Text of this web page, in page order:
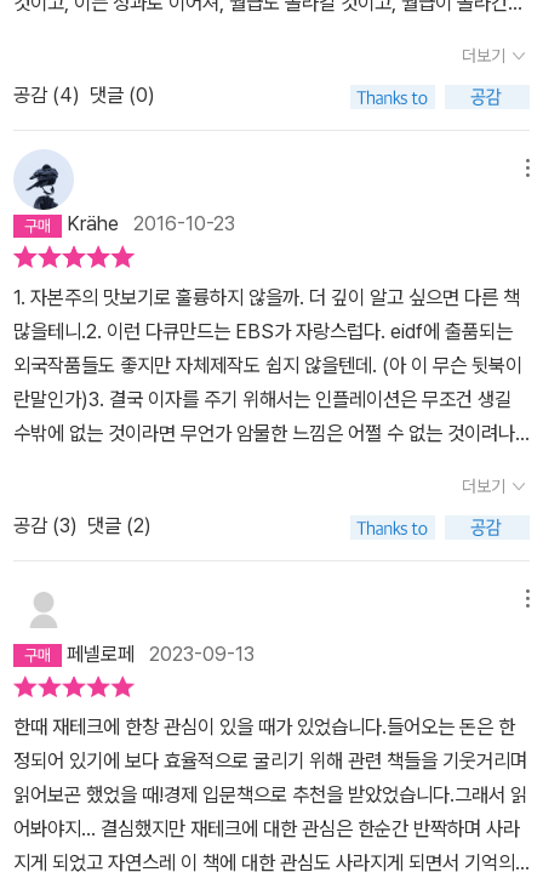
돈을 갚고자 해도 사회의 총 통화량이 100이니 뭔가를 현물로라도
통화를 누군가에게 또 대출하는 형태(주로 채권)로 발행할수 밖에 없
다. 이런일이 꼬리를 문다면 통화량을 급증대할 수 밖에 없는 것이
다. 이런 돈놀음의 자본주의를 읽으면 사상누각 갖다는 생각도 들며
경이롭다는 생각에 매우 위험하다는 생각도 든다. 과연 경제는 얼마
만큼 성장할 수 있을까. 성장이 계속되는 것은 당연한가? 경제성장이
라는 것이 인간이 지구의 자원을 이용하여 뭔가를 계속 생산해 내는
것이라면 아직 여지는 많다. 아직 꽤 대단하다고는 해도 우리 인간이
지구를 갉아먹는 것은 꽤나 여지가 남아 있기 때문이다. 지금과 같은
화석연료 체제에 머무른다면 상당한 한계가 오겠지만 재생에너지로
넘어간다면 상당히 무한하다. 우리는 지구로 쏟아지는 태양에너지의
대부분을 활용조차 못하는 수준이기 때문이다. 어쨌든 책은 자본주
제교육을 제안하다. 그래서 이 책의 다음시리즈는 자본주의 설명서라
는 경제 교육책이다. 역시 기대되는 편.
없이 소비를 권하는지 이야기한다. 자본주의가 어떻게 생겨나 어떤
변화를 거쳐 지금까지 왔는지, 애덤 스미스의 <국부론>부터 칼 마르
크스의 <자본론>, 케인스의 거시경제학과 하이 에크의 신 자유주의
를 통해 설명해준다. (금융 무식자인 나에게도 전혀 어렵지 않았다.)
책에 따르면, 전 세계 대다수의 사람들을 절대 빈곤에서 구해준 제도
는 자본주의밖에 없다. 문제가 많으나 장점이 많은 제도임에는 분명
하다. 그러나 자본주의에도 빈틈은 있고, 시대가 변함에 따라 고쳐 써
야 하는 부분이 있기 마련이다. 또한 자본주의를 어떻게 수리해 쓰느
냐에 따라 우리의 미래가 달라질 것이다. 다시 말해 자본주의의 미래
는 다름 아닌 나의 미래이고, 우리 모두의 미래이다. 그런데 문제를 해
결하고 싶으면 원인이 뭔지를 우선 알아야 하니까. 원인부터 해결책
까지 친절하게 알려주어 좋았다. 이래서 책이 좋더라. 더 알고 싶으면
이 없으면 자본주의가 정상적으로 작동되지 않기 때문이다. (...) 자본
주의의 입장에서, ‘빚이 없는 사람‘은 나쁜 사람이고 도움이 되지 않는
사람이다.21물가가 계속해서 오르는 비밀은 바로 ‘돈의 양‘이 많아졌
기 때문이다. 돈의 양이 많아지면 돈의 가치가 하락하게 되고, 결과적
미는 ‘물건의 가격이 비싸졌다‘라는 말이 아니라 ‘돈의 가치가 하락했
다‘라는 말이다.29결과적으로 돈이란 우리가 서로 주고받는 그 무언
가가 아닌, 은행이 창조해낸 결과물이다. 이렇게 있지도 않은 돈을 만
들어 내고 의도적으로 늘리는 이런 과정을 우리는 ‘신용창조‘,‘ 신용팽
창‘ 등의 용어로 부른다.31자본주의 경제체제는 ‘돈으로 굴러가는 사
회‘가 아니라 ‘돈을 창조하는 사회‘라고 해야 보다 정확할 것이다.88
전 세계는 미국의 금융에 운명을 맡기고 있다. 이는 당신도 예외가 아
용한 경제 지식이 턱없이 부족함을 느낀다. 사회에 진출하기 전에 회
사에 취직하기 전에, 화폐의 본질이나 경제의 개념을 더 깊이 배웠다
면, 우리가 지금 처한 경제 상황을 더 잘 이해할 수 있었을 것이다.오
를 이용한다. 돈이라는 것은 실체가 있는 무엇이 아니라, 신뢰를 기반
으로 형성된 신용의 금액이라는 사실을 더욱 실감하게 된다. 은행에
서 창조해낸 가상의 숫자들이 사람들의 생활을 지배하고 있다. 사회
에 나와 경제 활동을 하다 보면, 집이나 차를 마련하기 위해 대출을 이
용하는 경우가 많다. 부모의 지원을 받는다면 모를까, 대부분의 사람
들은 빚을 지게 된다. 지구에 자유인으로 태어난 우리는 경제 활동을
하면서 자연스럽게 빚이라는 유리벽에 갇히게 되는 것이다.이 책은
자본주의 사회에서 없어서는 안 될 화폐의 탄생과 확산 과정을 설명
한다. 그리고 은행의 숨은 기능에 대해 설명하며, 은행에 대한 일반적
으로 수익을 올리면서 시중에 돈의 양을 늘린다. 지급준비율이라는
시스템을 통해 있지도 않는 돈이 있는 것처럼 시중에 살포한다. 통화
의 양을 증가시키면서 돈의 가치를 떨어뜨린다.연방준비은행(FRB)
은 그저 민간은행의 연합으로 구성되었다. 미국이라는 한 국가가 전
세계 생산량의 25%를 차지하고 있다는 사실에 놀랐다. 미국의 경제
규모가 상당히 큰 것은 인정하겠지만, 1944년 7월 브레턴우즈 협정
으로 세계 각국의 통화를 달러에 고정시킨 사실과 민간의 FRB가 관
리하는 달러가 기축통화 역할을 하며 세계 경제의 흐름을 좌우한다는
사실은 쉽게 납득하기 어렵다.이 책은 우리가 일상적으로 접하는 경
제 현상들을 이해하는 데 큰 도움을 준다. 경제 시스템의 본질을 파악
하고, 자본주의 사회에서의 우리의 위치를 재조명하게 만든다. 애덤
스미스, 칼 마르크스, 케인스, 하이에크와 같은 자본주의 사상들에 대
요즘 시대에서 말하면 다소 순진한 생각을 꽤나 오랫동안 신념처럼
믿고 살았다. 그러나 어느 순간 나는 돈을 벌어도 누군가는 계속 빚
을 질 것이라고 생각했고, 누군가가 벌면 나도 빚을 질 것이라는 생각
에 가슴이 서늘해졌다. 내가 아무리 돈을 벌더라도, 내가 살아가는데
필요한 필수품 및 생활용품의 가격, 즉 물가가 내 월급 인상률보다 더
올라간다면, 또는 내가 일하는 회사가 갑자기 어려워지면서 내가 자
연스럽게 실업자가 된다면, 혹, 무사히 일하게 되더라도, 언젠가는 그
만 두어야 할 때가 올 것이다. 소득을 지속적으로 무덤까지 가지고 갈
수는 없는 터라, 위와 같은 나의 감상이 호락호락하지만은 아닐 것이
다. 내가 살아가는 자본주의 시스템을 내가 이해하지 못하고 살아간
다면, 나중에라도 억울하게 당했다며 울분을 토하게 될 것이니, 모든
승리자가 웃을 수밖에 없는 이 전쟁터 같은 삶에서 살아남으려면 ‘자
본주의’라는 것을 잘 알고 있어야 하겠다. 그런 의미에서 이 책은
반갑다. 자본주의를 좌우로 치우치지 않고, 본질을 보기 위해 노력한
다. 비교적 쉽고, 단숨에 읽게 방송을 간접적으로 본 것처럼 서술되었
다. 첫 번째 부분은 자본주의의 핵심은 ‘빚’이라는 것인데, 특히 의
자 앉기 게임으로 이 자본주의가 ‘빚’으로 돌아가는 시스템임을 쉽게
설명해준다. 노래를 부르며 박수를 치며 원을 그리면서 돌 때 즐거움
이 신호와 동시에 의자에 앉는 순간 누군가는 낙오될 수밖에 없다. 호
황을 느끼면서 전체적인 경기가 상승 할 때도 있지만, 경제거품이 꺼
지면 누군가는 낙오되는 상황이다. 이것은 누군가가 빚을 져서 이자
와 원금을 모두 갚는 순간 누군가에게는 빚을 지더라도 갚을 이자를
더보기
공감 (4) 댓글 (0)
Krähe 2016-10-23
1. 자본주의 맛보기로 훌륭하지 않을까. 더 깊이 알고 싶으면 다른 책
많을테니.2. 이런 다큐만드는 EBS가 자랑스럽다. eidf에 출품되는
외국작품들도 좋지만 자체제작도 쉽지 않을텐데. (아 이 무슨 뒷북이
란말인가)3. 결국 이자를 주기 위해서는 인플레이션은 무조건 생길
수밖에 없는 것이라면 무언가 암물한 느낌은 어쩔 수 없는 것이려나.
아놓아서 찾아보다가 쇼핑에 관한책만 잔뜩 구매. 과연 언제 읽을 수
있을런지.
더보기
공감 (3) 댓글 (2)
페넬로페 2023-09-13
한때 재테크에 한창 관심이 있을 때가 있었습니다.들어오는 돈은 한
정되어 있기에 보다 효율적으로 굴리기 위해 관련 책들을 기웃거리며
읽어보곤 했었을 때!경제 입문책으로 추천을 받았었습니다.그래서 읽
어봐야지... 결심했지만 재테크에 대한 관심은 한순간 반짝하며 사라
지게 되었고 자연스레 이 책에 대한 관심도 사라지게 되면서 기억의